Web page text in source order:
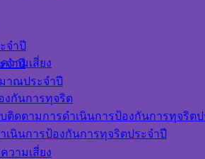
วามเสี่ยง
งกันการทุจริต
ติดตามการดำเนินการป้องกันการทุจริต
เนินการป้องกันการทุจริตประจำปี
จำปี
จำปี
าณประจำปี
วามเสี่ยง
ที่-๓-ประจำปีงบประมาณ-๒๕๖๕
ระมาณ-๒๕๖๔-สตง
นรายรับตามแผนงานรวม
ด
าณ-พ.ศ.2565-1 ดาวน์โหลด